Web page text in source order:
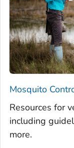
Mosquito
Resources for
including
more.